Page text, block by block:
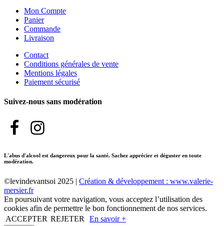
Mon Compte
Panier
Commande
Livraison
Contact
Conditions générales de vente
Mentions légales
Paiement sécurisé
Suivez-nous sans modération
L'abus d'alcool est dangereux pour la santé. Sachez apprécier et déguster en toute
modération.
©levindevantsoi 2025 | Création & développement : www.valerie-
mersier.fr
En poursuivant votre navigation, vous acceptez l’utilisation des
cookies afin de permettre le bon fonctionnement de nos services.
ACCEPTER REJETER En savoir +